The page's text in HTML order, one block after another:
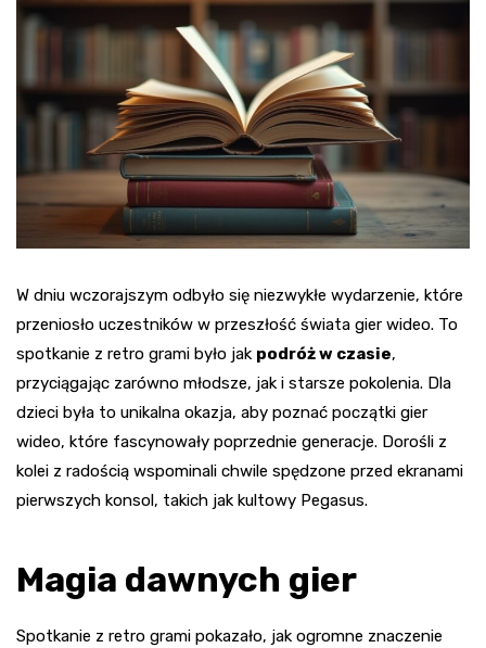
W dniu wczorajszym odbyło się niezwykłe wydarzenie, które
przeniosło uczestników w przeszłość świata gier wideo. To
spotkanie z retro grami było jak podróż w czasie,
przyciągając zarówno młodsze, jak i starsze pokolenia. Dla
dzieci była to unikalna okazja, aby poznać początki gier
wideo, które fascynowały poprzednie generacje. Dorośli z
kolei z radością wspominali chwile spędzone przed ekranami
pierwszych konsol, takich jak kultowy Pegasus.
Magia dawnych gier
Spotkanie z retro grami pokazało, jak ogromne znaczenie